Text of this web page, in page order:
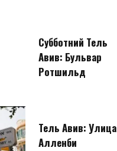
Субботний Тель
Авив: Бульвар
Ротшильд
Тель Авив: Улица
Алленби